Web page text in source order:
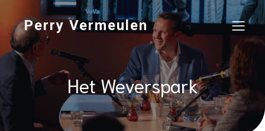
Perry Vermeulen
Het Weverspark